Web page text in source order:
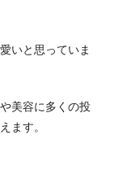
いと思っていま
美容に多くの投
ます。